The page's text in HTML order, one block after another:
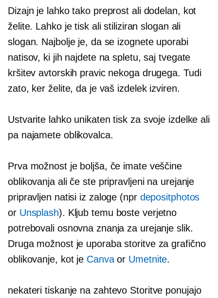
Dizajn je lahko tako preprost ali dodelan, kot
želite. Lahko je tisk ali stiliziran slogan ali
slogan. Najbolje je, da se izognete uporabi
natisov, ki jih najdete na spletu, saj tvegate
kršitev avtorskih pravic nekoga drugega. Tudi
zato, ker želite, da je vaš izdelek izviren.
Ustvarite lahko unikaten tisk za svoje izdelke ali
pa najamete oblikovalca.
Prva možnost je boljša, če imate veščine
oblikovanja ali če ste pripravljeni na urejanje
pripravljen natisi iz zaloge (npr depositphotos
or Unsplash). Kljub temu boste verjetno
potrebovali osnovna znanja za urejanje slik.
Druga možnost je uporaba storitve za grafično
oblikovanje, kot je Canvaor Umetnite.
nekateritiskanje na zahtevo Storitve ponujajo